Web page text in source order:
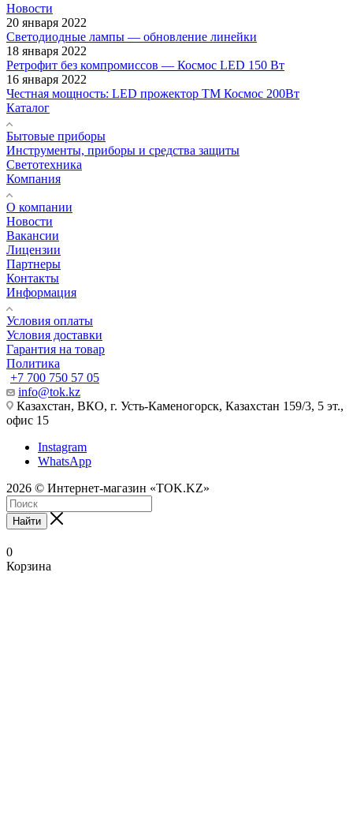
Новости
20 января 2022
Светодиодные лампы — обновление линейки
18 января 2022
Ретрофит без компромиссов — Космос LED 150 Вт
16 января 2022
Честная мощность: LED прожектор ТМ Космос 200Вт
Каталог
Бытовые приборы
Инструменты, приборы и средства защиты
Светотехника
Компания
О компании
Новости
Вакансии
Лицензии
Партнеры
Контакты
Информация
Условия оплаты
Условия доставки
Гарантия на товар
Политика
+7 700 750 57 05
info@tok.kz
Казахстан, ВКО, г. Усть-Каменогорск, Казахстан 159/3, 5 эт.,
офис 15
Instagram
WhatsApp
2026 © Интернет-магазин «TOK.KZ»
Найти
0
Корзина